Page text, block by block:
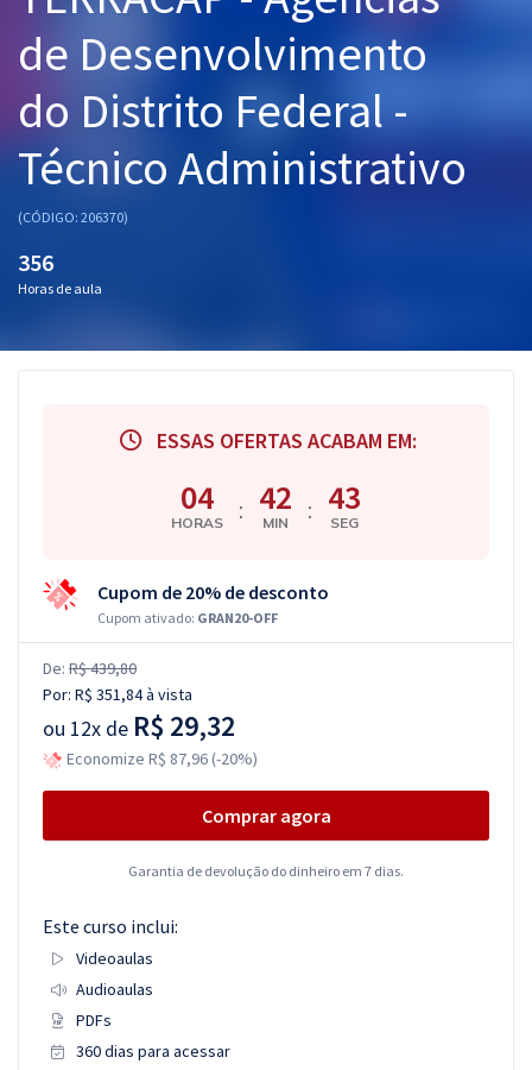
Graduação
Mentorias
Conteúdo gratuito
Atendimento
de Desenvolvimento
do Distrito Federal -
Técnico Administrativo
(CÓDIGO: 206370)
356
Horas de aula
ESSAS OFERTAS ACABAM EM:
04
HORAS : 42
MIN : 42
SEG
Cupom de 20% de desconto
Cupom ativado: GRAN20-OFF
De: R$ 439,80
Por: R$ 351,84à vista
ou 12x de R$ 29,32
Economize R$ 87,96 (-20%)
Comprar agora
Garantia de devolução do dinheiro em 7 dias.
Este curso inclui:
Videoaulas
Audioaulas
PDFs
360 dias para acessar